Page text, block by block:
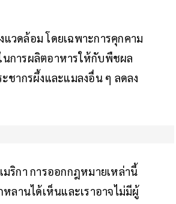
วดล้อม โดยเฉพาะการคุกคาม
นการผลิตอาหารให้กับพืชผล
ชากรผึ้งและแมลงอื่น ๆ ลดลง
ริกา การออกกฎหมายเหล่านี้
ลานได้เห็นและเราอาจไม่มีผู้